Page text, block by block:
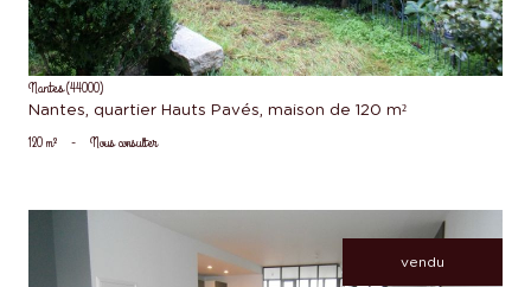
Nantes (44000)
Nantes, quartier Hauts Pavés, maison de 120 m²
120 m²
- Nous consulter
vendu